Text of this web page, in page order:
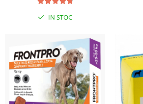
IN STOC